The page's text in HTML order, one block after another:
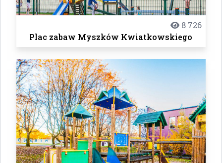
8 726
Plac zabaw Myszków Kwiatkowskiego